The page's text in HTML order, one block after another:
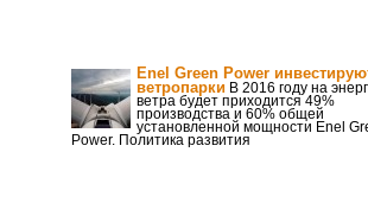
Enel Green Power
ветропарки В 2016 году на
ветра будет приходится 49%
производства и 60% общей
установленной мощности Enel
Power. Политика развития